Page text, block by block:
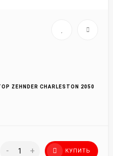
CHARLESTON 2050
- + КУПИТЬ